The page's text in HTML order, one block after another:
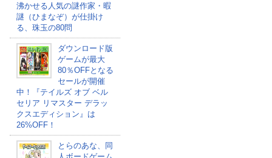
沸かせる人気の謎作家・暇
謎（ひまなぞ）が仕掛け
る、珠玉の80問
ダウンロード版
ゲームが最大
80％OFFとなる
セールが開催
中！『テイルズ オブ ベル
セリア リマスター デラッ
クスエディション』は
26%OFF！
とらのあな、同